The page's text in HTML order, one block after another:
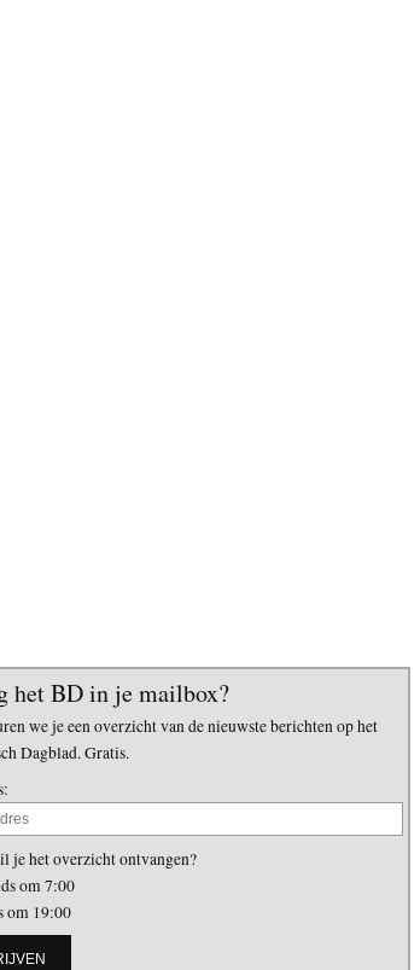
het BD in je mailbox?
we je een overzicht van de nieuwste berichten op het
Dagblad. Gratis.
je het overzicht ontvangen?
om 7:00
om 19:00